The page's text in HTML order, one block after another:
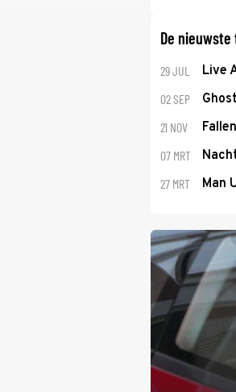
De
29 JUL Live
02 SEP
21 NOV
07 MRT
27 MRT Man